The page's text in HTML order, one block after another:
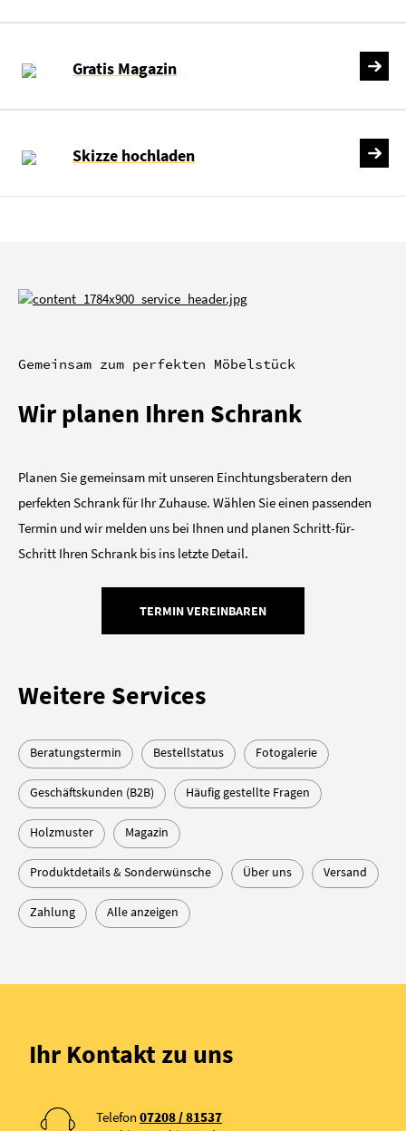
Gratis Magazin
Skizze hochladen
Gemeinsam zum perfekten Möbelstück
Wir planen Ihren Schrank
Planen Sie gemeinsam mit unseren Einchtungsberatern den
perfekten Schrank für Ihr Zuhause. Wählen Sie einen passenden
Termin und wir melden uns bei Ihnen und planen Schritt-für-
Schritt Ihren Schrank bis ins letzte Detail.
TERMIN VEREINBAREN
Weitere Services
Beratungstermin Bestellstatus Fotogalerie
Geschäftskunden (B2B) Häufig gestellte Fragen
Holzmuster Magazin
Produktdetails & Sonderwünsche Über uns Versand
Zahlung Alle anzeigen
Ihr Kontakt zu uns
Telefon 07208 / 81537